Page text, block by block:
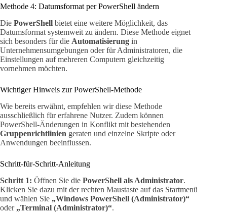
Methode 4: Datumsformat per PowerShell ändern
Die PowerShell bietet eine weitere Möglichkeit, das
Datumsformat systemweit zu ändern. Diese Methode eignet
sich besonders für die Automatisierung in
Unternehmensumgebungen oder für Administratoren, die
Einstellungen auf mehreren Computern gleichzeitig
vornehmen möchten.
Wichtiger Hinweis zur PowerShell-Methode
Wie bereits erwähnt, empfehlen wir diese Methode
ausschließlich für erfahrene Nutzer. Zudem können
PowerShell-Änderungen in Konflikt mit bestehenden
Gruppenrichtlinien geraten und einzelne Skripte oder
Anwendungen beeinflussen.
Schritt-für-Schritt-Anleitung
Schritt 1: Öffnen Sie die PowerShell als Administrator.
Klicken Sie dazu mit der rechten Maustaste auf das Startmenü
und wählen Sie „Windows PowerShell (Administrator)“
oder „Terminal (Administrator)“.